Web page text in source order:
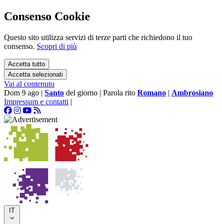
Consenso Cookie
Questo sito utilizza servizi di terze parti che richiedono il tuo
consenso. Scopri di più
Accetta tutto
Accetta selezionati
Vai al contenuto
Dom 9 ago | Santo del giorno | Parola rito Romano | Ambrosiano
Impressum e contatti |
IT